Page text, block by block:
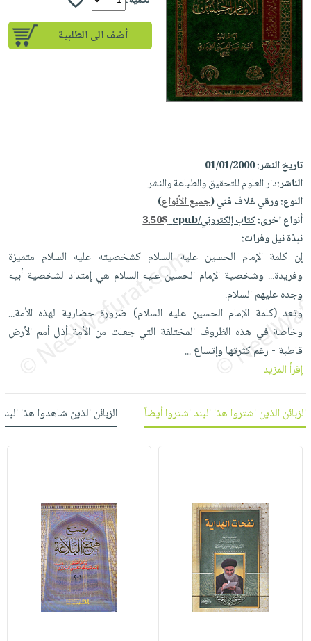
إختياراتنا
كتب
أكاديمية
صندوق
القراءة
iKitab
بلا
حدود
أسئلة
يتكرر
iKitab
على
Android
تحميل
iKitab
على
Apple
أسئلة
يتكرر
طرحها
تحميل
masmu3
على
masmu3
على
Apple
المواضيع
الأكثر
مبيعاً
إختياراتنا
وسائل
القراءة
جوائز
تعليمية
الصحة
والعناية
الشخصية
أجهزة
العناية
الشخصية
العناية
وتصفيف
الشعر
العناية
بالجسم
العناية
بالأسنان
الحمية
والتغذية
المطبخ
والسفرة
الكل
أواني
الطهي
أدوات
الخبز
أدوات
المائدة
الأوعية
والتخزين
أدوات
المطبخ
متجر
الهدايا
أقسام
الأكثر
مبيعاً
العودة
للمدارس
كتب
اكسسوارات
ملابس
مطرزات
حقائب
حلي
عناية
بالذات
شحن
مجاني
بنود
اشتراكات
كل
iKitab
حدود
بحث
متقدم
عن
الشركة
سياسة
الشركة
حسابك
الأمنيات
أضف الى الطلبية
تاريخ النشر:01/01/2000
الناشر:دار العلوم للتحقيق والطباعة والنشر
النوع:ورقي غلاف فني (جميع الأنواع)
أنواع اخرى:كتاب إلكتروني/epub
3.50$
نبذة نيل وفرات:
إن كلمة الإمام الحسين عليه السلام كشخصيته عليه السلام متميزة
وفريدة... وشخصية الإمام الحسين عليه السلام هي إمتداد لشخصية أبيه
وجده عليهم السلام.
وتعد (كلمة الإمام الحسين عليه السلام) ضرورة حضارية لهذه الأمة...
وخاصة في هذه الظروف المختلفة التي جعلت من الأمة أذل أمم الأرض
قاطبة - رغم كثرتها وإتساع...
إقرأ المزيد
الزبائن الذين اشتروا هذا البند اشتروا أيضاً الزبائن الذين شاهدوا هذا